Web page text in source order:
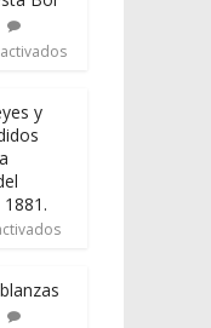
y